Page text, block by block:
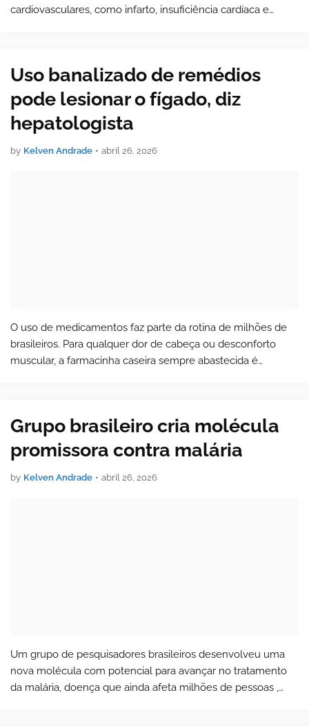
cardiovasculares, como infarto, insuficiência cardíaca e
Uso banalizado de remédios
pode lesionar o fígado, diz
hepatologista
by Kelven Andrade • abril 26, 2026
O uso de medicamentos faz parte da rotina de milhões de
brasileiros. Para qualquer dor de cabeça ou desconforto
muscular, a farmacinha caseira sempre abastecida é
Grupo brasileiro cria molécula
promissora contra malária
by Kelven Andrade • abril 26, 2026
Um grupo de pesquisadores brasileiros desenvolveu uma
nova molécula com potencial para avançar no tratamento
da malária, doença que ainda afeta milhões de pessoas ,